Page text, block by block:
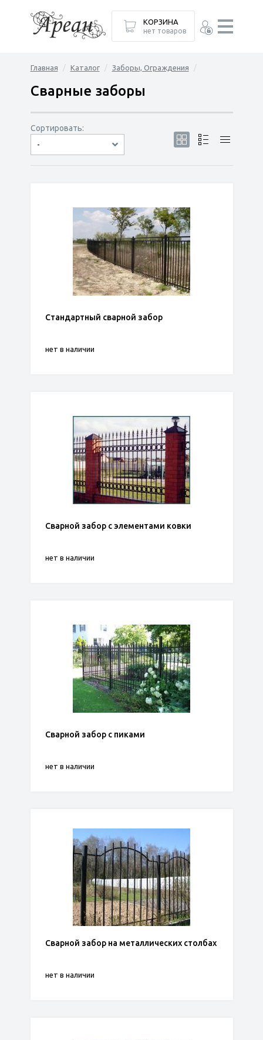
Главная Каталог Заборы, Ограждения
Сварные заборы
Сортировать:
-
по популярности
сначала дешёвые
сначала дорогие
Стандартный сварной забор
нет в наличии
Сварной забор с элементами ковки
нет в наличии
Сварной забор с пиками
нет в наличии
Сварной забор на металлических столбах
нет в наличии
КОРЗИНА
нет товаров